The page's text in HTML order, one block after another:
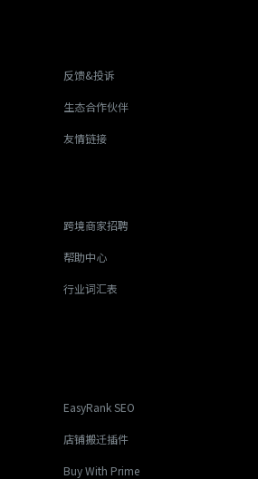
反馈&投诉
生态合作伙伴
友情链接
跨境商家招聘
帮助中心
行业词汇表
EasyRank SEO
店铺搬迁插件
Buy With Prime